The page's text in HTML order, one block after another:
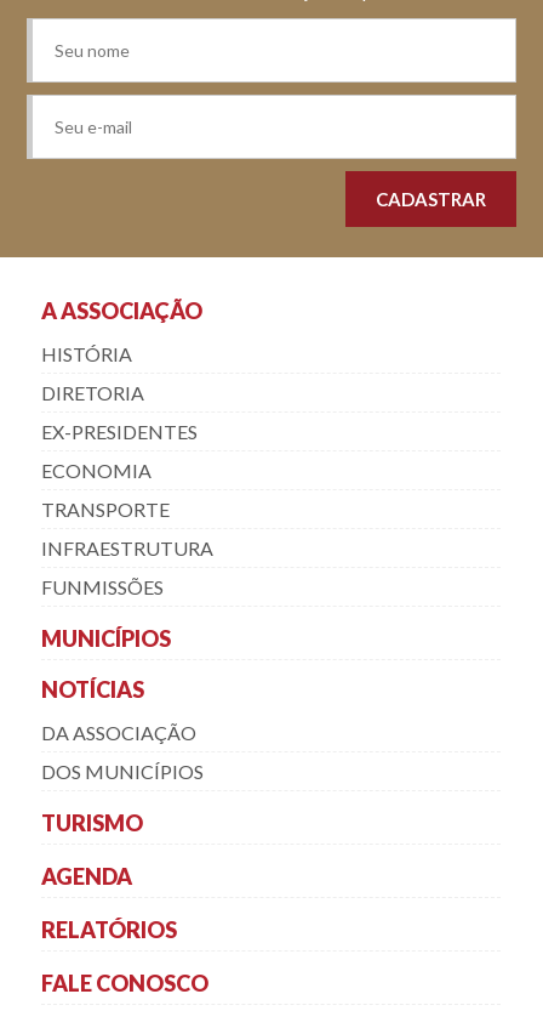
A ASSOCIAÇÃO
HISTÓRIA
DIRETORIA
EX-PRESIDENTES
ECONOMIA
TRANSPORTE
INFRAESTRUTURA
FUNMISSÕES
MUNICÍPIOS
NOTÍCIAS
DA ASSOCIAÇÃO
DOS MUNICÍPIOS
TURISMO
AGENDA
RELATÓRIOS
FALE CONOSCO